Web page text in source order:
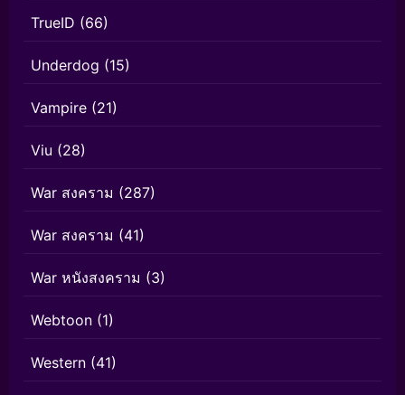
TrueID (66)
Underdog (15)
Vampire (21)
Viu (28)
War สงคราม (287)
War สงคราม (41)
War หนังสงคราม (3)
Webtoon (1)
Western (41)